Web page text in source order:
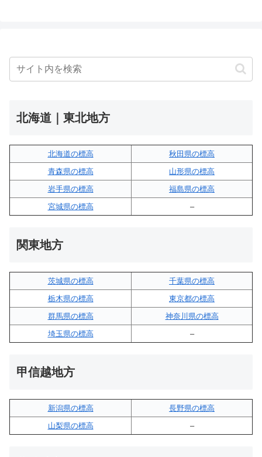
北海道｜東北地方
北海道の標高
秋田県の標高
青森県の標高
山形県の標高
岩手県の標高
福島県の標高
宮城県の標高
–
関東地方
茨城県の標高
千葉県の標高
栃木県の標高
東京都の標高
群馬県の標高
神奈川県の標高
埼玉県の標高
–
甲信越地方
新潟県の標高
長野県の標高
山梨県の標高
–